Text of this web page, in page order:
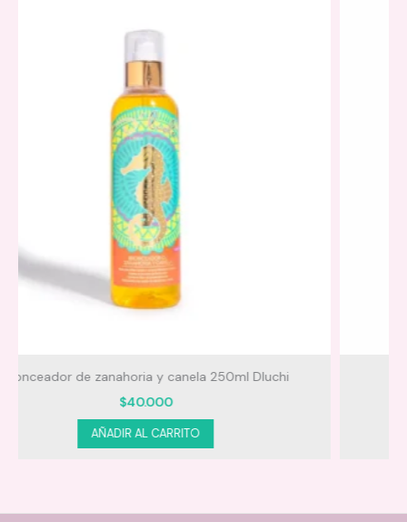
RecomendacionesMantequilla Corporal ilum Class Gold
AÑADIR AL CARRITO